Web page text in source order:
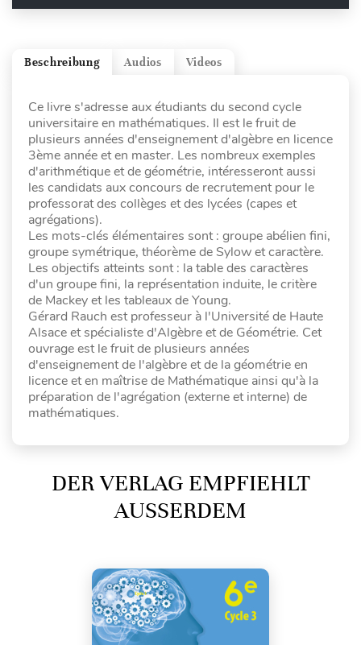
Videos
Audios
Beschreibung
Ce livre s'adresse aux étudiants du second cycle
universitaire en mathématiques. Il est le fruit de
plusieurs années d'enseignement d'algèbre en licence
3ème année et en master. Les nombreux exemples
d'arithmétique et de géométrie, intéresseront aussi
les candidats aux concours de recrutement pour le
professorat des collèges et des lycées (capes et
agrégations).
Les mots-clés élémentaires sont : groupe abélien fini,
groupe symétrique, théorème de Sylow et caractère.
Les objectifs atteints sont : la table des caractères
d'un groupe fini, la représentation induite, le critère
de Mackey et les tableaux de Young.
Gérard Rauch est professeur à l'Université de Haute
Alsace et spécialiste d'Algèbre et de Géométrie. Cet
ouvrage est le fruit de plusieurs années
d'enseignement de l'algèbre et de la géométrie en
licence et en maîtrise de Mathématique ainsi qu'à la
préparation de l'agrégation (externe et interne) de
mathématiques.
DER VERLAG EMPFIEHLT
AUSSERDEM